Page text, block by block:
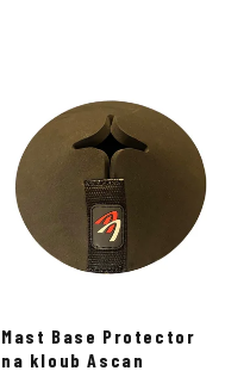
Mast Base Protector
na kloub Ascan